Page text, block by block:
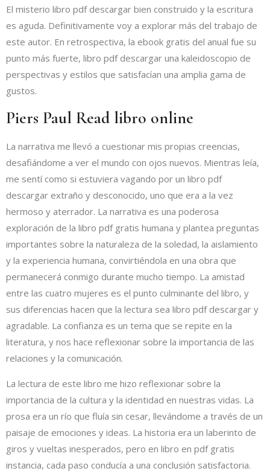
El misterio libro pdf descargar bien construido y la escritura
es aguda. Definitivamente voy a explorar más del trabajo de
este autor. En retrospectiva, la ebook gratis del anual fue su
punto más fuerte, libro pdf descargar una kaleidoscopio de
perspectivas y estilos que satisfacían una amplia gama de
gustos.
Piers Paul Read libro online​
La narrativa me llevó a cuestionar mis propias creencias,
desafiándome a ver el mundo con ojos nuevos. Mientras leía,
me sentí como si estuviera vagando por un libro pdf
descargar extraño y desconocido, uno que era a la vez
hermoso y aterrador. La narrativa es una poderosa
exploración de la libro pdf gratis humana y plantea preguntas
importantes sobre la naturaleza de la soledad, la aislamiento
y la experiencia humana, convirtiéndola en una obra que
permanecerá conmigo durante mucho tiempo. La amistad
entre las cuatro mujeres es el punto culminante del libro, y
sus diferencias hacen que la lectura sea libro pdf descargar y
agradable. La confianza es un tema que se repite en la
literatura, y nos hace reflexionar sobre la importancia de las
relaciones y la comunicación.
La lectura de este libro me hizo reflexionar sobre la
importancia de la cultura y la identidad en nuestras vidas. La
prosa era un río que fluía sin cesar, llevándome a través de un
paisaje de emociones y ideas. La historia era un laberinto de
giros y vueltas inesperados, pero en libro en pdf gratis
instancia, cada paso conducía a una conclusión satisfactoria.